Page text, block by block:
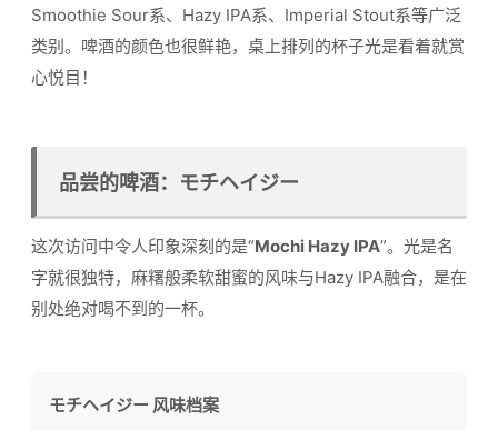
Smoothie Sour系、Hazy IPA系、Imperial Stout系等广泛
类别。啤酒的颜色也很鲜艳，桌上排列的杯子光是看着就赏
心悦目！
品尝的啤酒：モチヘイジー
这次访问中令人印象深刻的是“Mochi Hazy IPA”。光是名
字就很独特，麻糬般柔软甜蜜的风味与Hazy IPA融合，是在
别处绝对喝不到的一杯。
モチヘイジー 风味档案